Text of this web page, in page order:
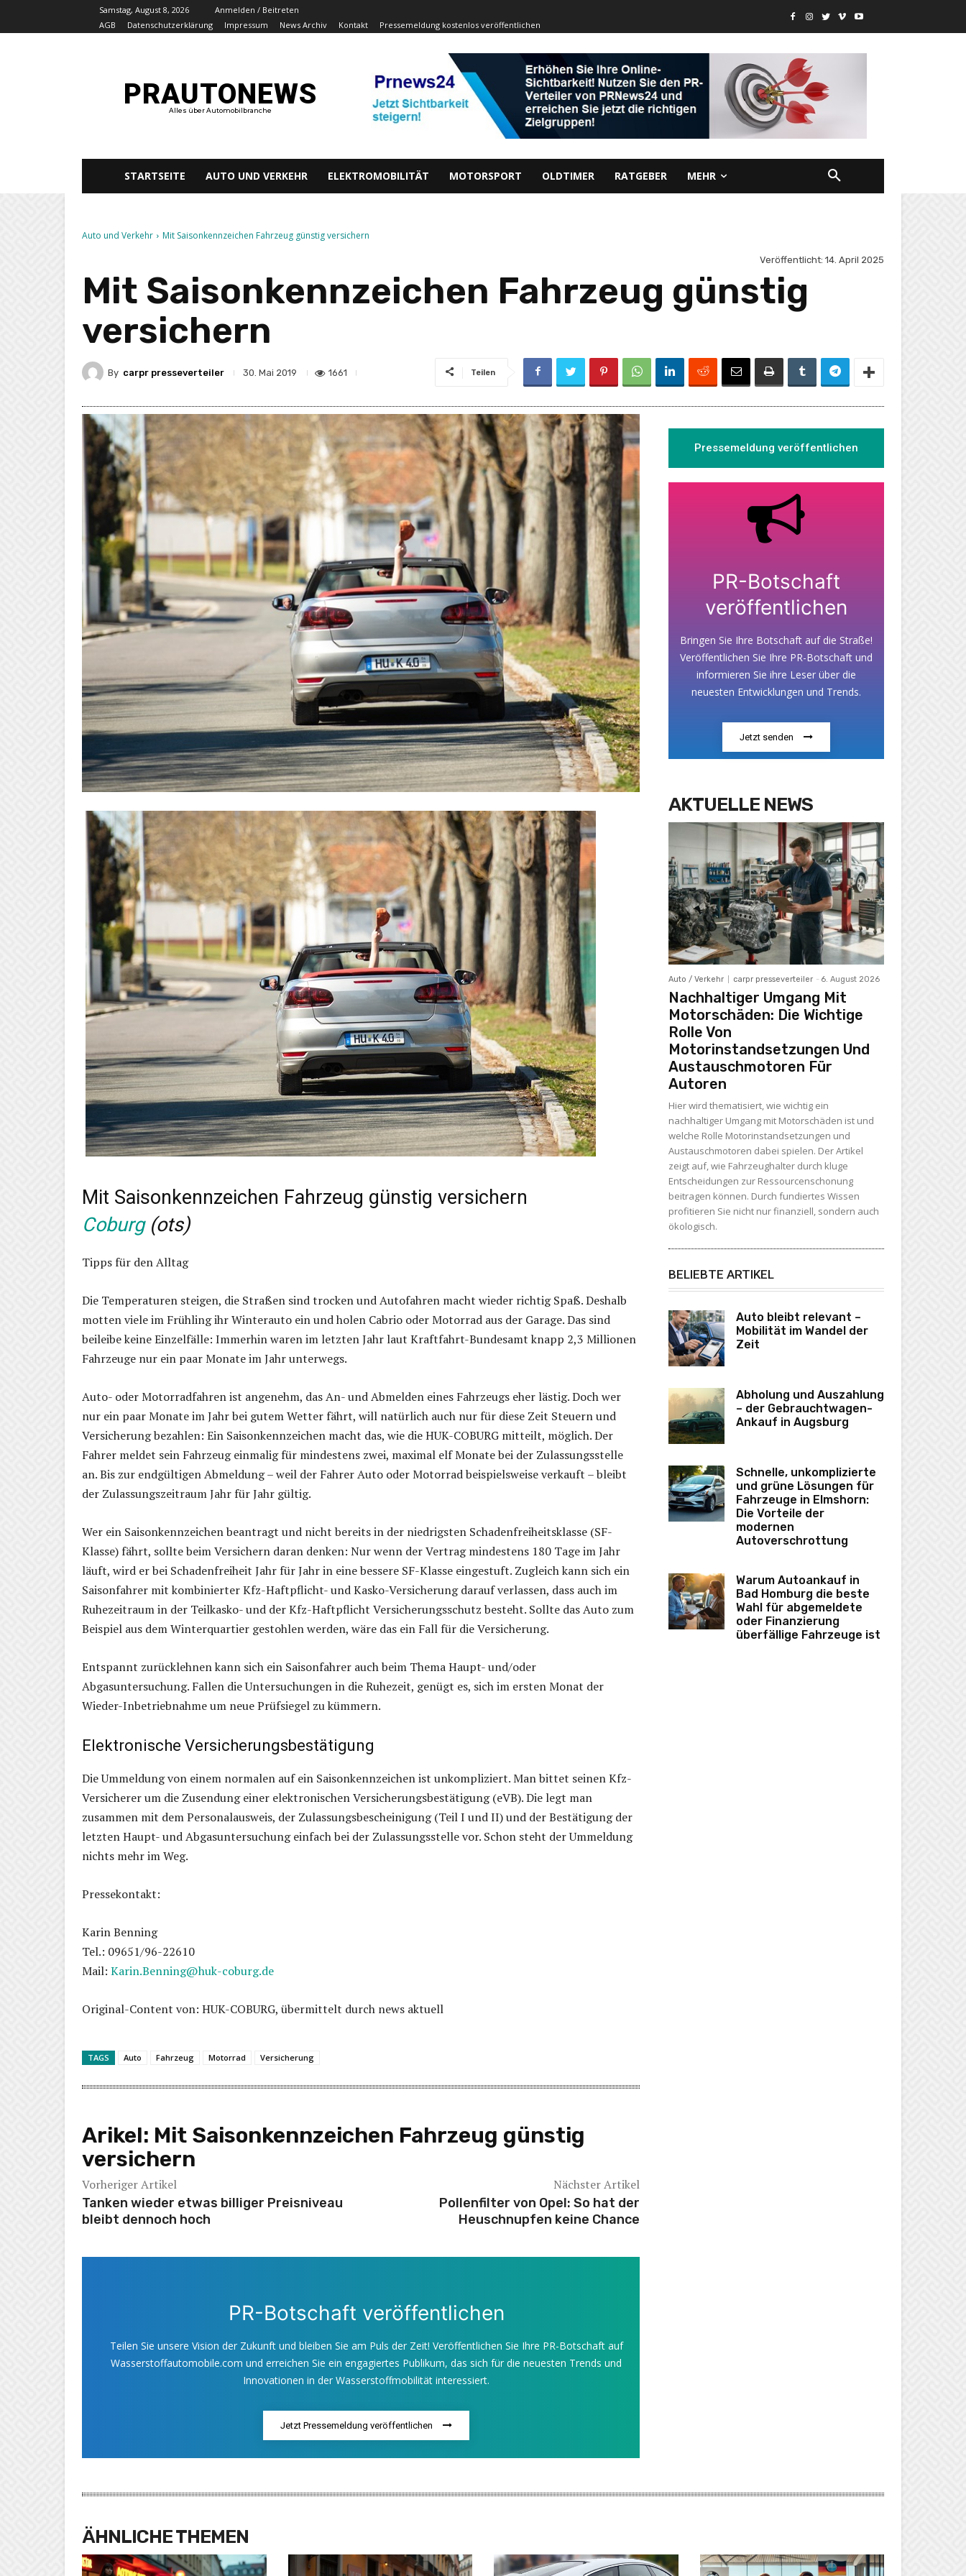
Samstag, August 8, 2026
Anmelden / Beitreten
AGB
Datenschutzerklärung Impressum News Archiv Kontakt Pressemeldung kostenlos veröffentlichen
PRAUTONEWS
Alles über Automobilbranche
STARTSEITE AUTO UND VERKEHR ELEKTROMOBILITÄT MOTORSPORT OLDTIMER RATGEBER MEHR
Auto und Verkehr Mit Saisonkennzeichen Fahrzeug günstig versichern
Veröffentlicht: 14. April 2025
Mit Saisonkennzeichen Fahrzeug günstig
versichern
By carpr presseverteiler 30. Mai 2019 1661 Teilen
Mit Saisonkennzeichen Fahrzeug günstig versichern
Coburg(ots)
Tipps für den Alltag
Die Temperaturen steigen, die Straßen sind trocken und Autofahren macht wieder richtig Spaß. Deshalb
motten viele im Frühling ihr Winterauto ein und holen Cabrio oder Motorrad aus der Garage. Das sind
beileibe keine Einzelfälle: Immerhin waren im letzten Jahr laut Kraftfahrt-Bundesamt knapp 2,3 Millionen
Fahrzeuge nur ein paar Monate im Jahr unterwegs.
Auto- oder Motorradfahren ist angenehm, das An- und Abmelden eines Fahrzeugs eher lästig. Doch wer
nur ein paar Monate im Jahr bei gutem Wetter fährt, will natürlich auch nur für diese Zeit Steuern und
Versicherung bezahlen: Ein Saisonkennzeichen macht das, wie die HUK-COBURG mitteilt, möglich. Der
Fahrer meldet sein Fahrzeug einmalig für mindestens zwei, maximal elf Monate bei der Zulassungsstelle
an. Bis zur endgültigen Abmeldung – weil der Fahrer Auto oder Motorrad beispielsweise verkauft – bleibt
der Zulassungszeitraum Jahr für Jahr gültig.
Wer ein Saisonkennzeichen beantragt und nicht bereits in der niedrigsten Schadenfreiheitsklasse (SF-
Klasse) fährt, sollte beim Versichern daran denken: Nur wenn der Vertrag mindestens 180 Tage im Jahr
läuft, wird er bei Schadenfreiheit Jahr für Jahr in eine bessere SF-Klasse eingestuft. Zugleich kann sich ein
Saisonfahrer mit kombinierter Kfz-Haftpflicht- und Kasko-Versicherung darauf verlassen, dass auch im
Ruhezeitraum in der Teilkasko- und der Kfz-Haftpflicht Versicherungsschutz besteht. Sollte das Auto zum
Beispiel aus dem Winterquartier gestohlen werden, wäre das ein Fall für die Versicherung.
Entspannt zurücklehnen kann sich ein Saisonfahrer auch beim Thema Haupt- und/oder
Abgasuntersuchung. Fallen die Untersuchungen in die Ruhezeit, genügt es, sich im ersten Monat der
Wieder-Inbetriebnahme um neue Prüfsiegel zu kümmern.
Elektronische Versicherungsbestätigung
Die Ummeldung von einem normalen auf ein Saisonkennzeichen ist unkompliziert. Man bittet seinen Kfz-
Versicherer um die Zusendung einer elektronischen Versicherungsbestätigung (eVB). Die legt man
zusammen mit dem Personalausweis, der Zulassungsbescheinigung (Teil I und II) und der Bestätigung der
letzten Haupt- und Abgasuntersuchung einfach bei der Zulassungsstelle vor. Schon steht der Ummeldung
nichts mehr im Weg.
Pressekontakt:
Karin Benning
Tel.: 09651/96-22610
Mail: Karin.Benning@huk-coburg.de
Original-Content von: HUK-COBURG, übermittelt durch news aktuell
TAGS Auto Fahrzeug Motorrad Versicherung
Arikel: Mit Saisonkennzeichen Fahrzeug günstig
versichern
Vorheriger Artikel
Tanken wieder etwas billiger Preisniveau
bleibt dennoch hoch
Nächster Artikel
Pollenfilter von Opel: So hat der
Heuschnupfen keine Chance
PR-Botschaft veröffentlichen
Teilen Sie unsere Vision der Zukunft und bleiben Sie am Puls der Zeit! Veröffentlichen Sie Ihre PR-Botschaft auf
Wasserstoffautomobile.com und erreichen Sie ein engagiertes Publikum, das sich für die neuesten Trends und
Innovationen in der Wasserstoffmobilität interessiert.
Jetzt Pressemeldung veröffentlichen
Pressemeldung veröffentlichen
PR-Botschaft
veröffentlichen
Bringen Sie Ihre Botschaft auf die Straße!
Veröffentlichen Sie Ihre PR-Botschaft und
informieren Sie ihre Leser über die
neuesten Entwicklungen und Trends.
Jetzt senden
AKTUELLE NEWS
Auto / Verkehr carpr presseverteiler - 6. August 2026
Nachhaltiger Umgang Mit
Motorschäden: Die Wichtige
Rolle Von
Motorinstandsetzungen Und
Austauschmotoren Für
Autoren
Hier wird thematisiert, wie wichtig ein
nachhaltiger Umgang mit Motorschäden ist und
welche Rolle Motorinstandsetzungen und
Austauschmotoren dabei spielen. Der Artikel
zeigt auf, wie Fahrzeughalter durch kluge
Entscheidungen zur Ressourcenschonung
beitragen können. Durch fundiertes Wissen
profitieren Sie nicht nur finanziell, sondern auch
ökologisch.
BELIEBTE ARTIKEL
Auto bleibt relevant –
Mobilität im Wandel der
Zeit
Abholung und Auszahlung
– der Gebrauchtwagen-
Ankauf in Augsburg
Schnelle, unkomplizierte
und grüne Lösungen für
Fahrzeuge in Elmshorn:
Die Vorteile der
modernen
Autoverschrottung
Warum Autoankauf in
Bad Homburg die beste
Wahl für abgemeldete
oder Finanzierung
überfällige Fahrzeuge ist
ÄHNLICHE THEMEN